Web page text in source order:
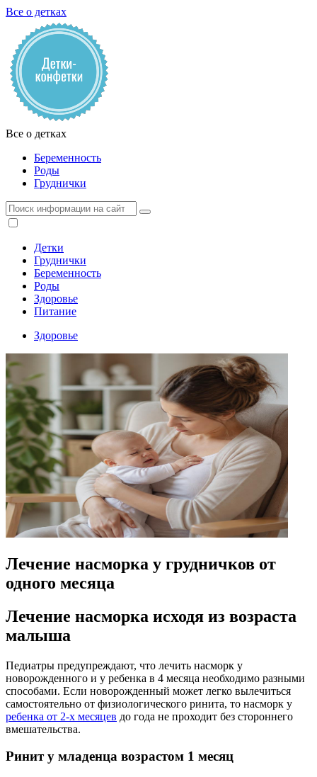
Все о детках
Все о детках
Беременность
Роды
Груднички
Детки
Груднички
Беременность
Роды
Здоровье
Питание
Здоровье
Лечение насморка у грудничков от
одного месяца
Лечение насморка исходя из возраста
малыша
Педиатры предупреждают, что лечить насморк у
новорожденного и у ребенка в 4 месяца необходимо разными
способами. Если новорожденный может легко вылечиться
самостоятельно от физиологического ринита, то насморк у
ребенка от 2-х месяцев до года не проходит без стороннего
вмешательства.
Ринит у младенца возрастом 1 месяц